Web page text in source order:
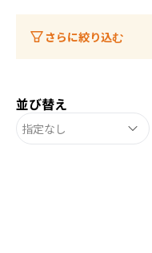
さらに絞り込む
並び替え
指定なし